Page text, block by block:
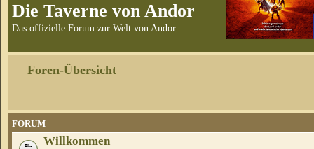
Die Taverne von Andor
Das offizielle Forum zur Welt von Andor
Foren-Übersicht
FORUM
Willkommen